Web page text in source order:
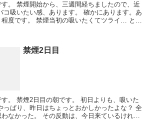
。 禁煙開始から、三週間経ちましたので、近
コ吸いたい感、あります。 確かにあります。あ
程度です。 禁煙当初の吸いたくてツライ… とい
禁煙2日目
す。 禁煙2日目の朝です。 初日よりも、吸いた
っぱり、昨日はちょっとおかしかったよな？ 全
なかった。 その反動は、今日来ているけれど